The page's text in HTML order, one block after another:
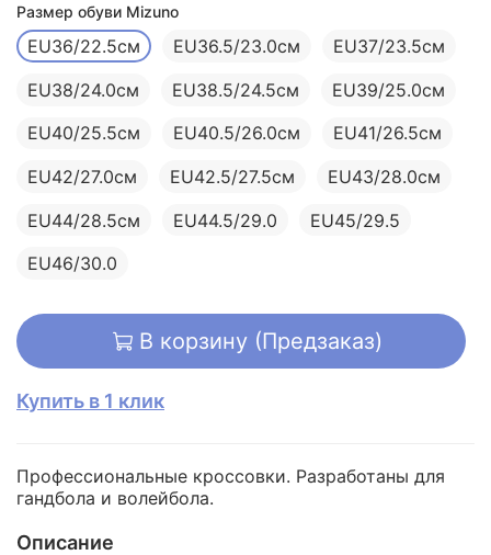
Размер обуви Mizuno
EU36/22.5см EU36.5/23.0см
EU37/23.5см
EU38/24.0см
EU38.5/24.5см
EU39/25.0см
EU40/25.5см
EU40.5/26.0см
EU41/26.5см
EU42/27.0см
EU42.5/27.5см
EU43/28.0см
EU44/28.5см
EU44.5/29.0
EU45/29.5
EU46/30.0
В корзину (Предзаказ)
Купить в 1 клик
Профессиональные кроссовки. Разработаны для
гандбола и волейбола.
Описание